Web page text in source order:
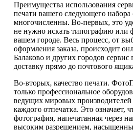
Преимущества использования
печати вашего следующего
многочисленны. Во-первых, это
не нужно искать типографию или
вашем городе. Весь процесс, от
оформления заказа, происходит
Балаково и других городов сервис
доставку прямо до почтового
Во-вторых, качество печати.
только профессиональное
ведущих мировых производителей
каждого отпечатка. Это означает,
фотография, напечатанная через
высоким разрешением,